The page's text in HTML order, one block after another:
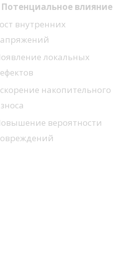
Потенциальное влияние
внутренних
локальных
накопительного
вероятности